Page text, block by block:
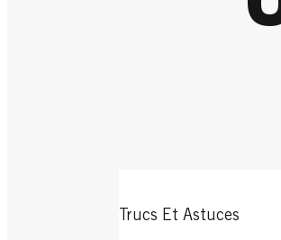
Trucs Et Astuces